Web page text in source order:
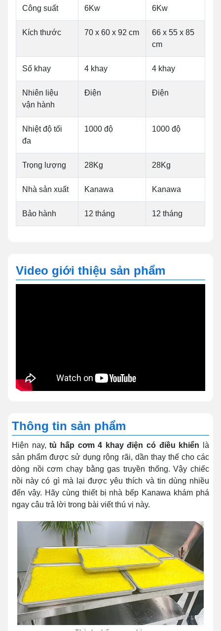
Công suất 6Kw 6Kw
Kích thước 70 x 60 x 92 cm
66 x 55 x 85
cm
Số khay 4 khay 4 khay
Nhiên liệu
vận hành
Điện Điện
Nhiệt độ tối
đa
1000 độ 1000 độ
Trọng lượng 28Kg 28Kg
Nhà sản xuất Kanawa Kanawa
Bảo hành 12 tháng 12 tháng
Video giới thiệu sản phẩm
Thông tin sản phẩm
Hiện nay,tủ hấp cơm 4 khay điện có điều khiển
là
sản phẩm được sử dụng rộng rãi, dần thay thế cho các
dòng nồi cơm chạy bằng gas truyền thống.Vậy chiếc
nồi này có gì mà lại được yêu thích và tin dùng nhiều
đến vậy. Hãy cùng thiết bị nhà bếp Kanawa khám phá
ngay câu trả lời trong bài viết thú vị này.